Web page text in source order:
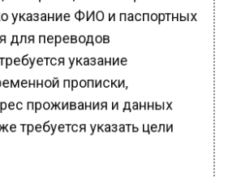
указание ФИО и паспортных
для переводов
указание
прописки,
проживания и данных
требуется указать цели